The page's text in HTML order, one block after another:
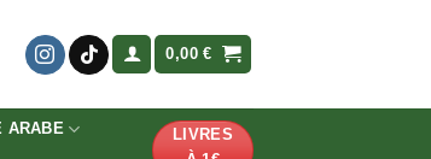
0,00€
ARABE
LIVRES